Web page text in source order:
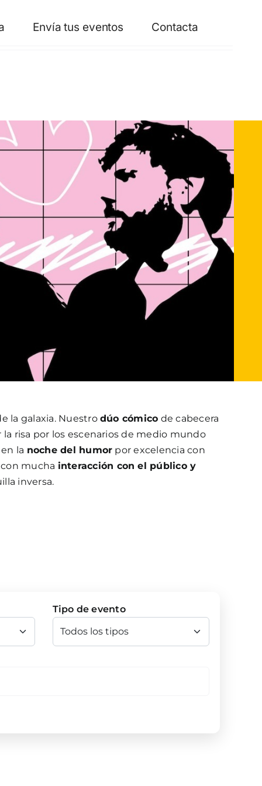
Envía tus eventos Contacta
la galaxia. Nuestro dúo cómico de cabecera
risa por los escenarios de medio mundo
la noche del humor por excelencia con
mucha interacción con el público y
inversa.
Tipo de evento